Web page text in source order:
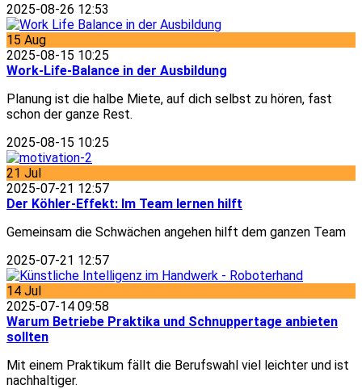
2025-08-26 12:53
15 Aug
2025-08-15 10:25
Work-Life-Balance in der Ausbildung
Planung ist die halbe Miete, auf dich selbst zu hören, fast
schon der ganze Rest.
2025-08-15 10:25
21 Jul
2025-07-21 12:57
Der Köhler-Effekt: Im Team lernen hilft
Gemeinsam die Schwächen angehen hilft dem ganzen Team
2025-07-21 12:57
14 Jul
2025-07-14 09:58
Warum Betriebe Praktika und Schnuppertage anbieten
sollten
Mit einem Praktikum fällt die Berufswahl viel leichter und ist
nachhaltiger.